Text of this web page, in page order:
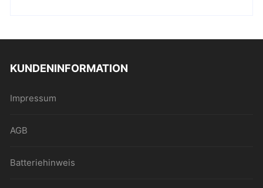
KUNDENINFORMATION
Impressum
AGB
Batteriehinweis